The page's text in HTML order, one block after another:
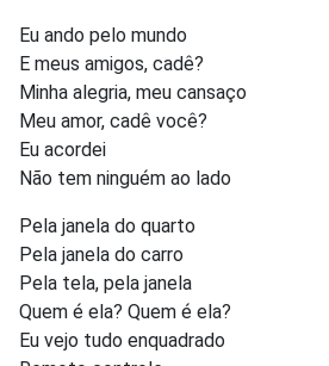
Eu ando pelo mundo
E meus amigos, cadê?
Minha alegria, meu cansaço
Meu amor, cadê você?
Eu acordei
Não tem ninguém ao lado
Pela janela do quarto
Pela janela do carro
Pela tela, pela janela
Quem é ela? Quem é ela?
Eu vejo tudo enquadrado